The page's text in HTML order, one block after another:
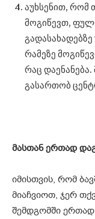
აუხსენით, რომ
მოგიწევთ,
რამეზე
რაც
გასართობ
მასთან ერთად
იმისთვის, რომ
მიაჩვიოთ, ჯერ
შემდგომში ერთად